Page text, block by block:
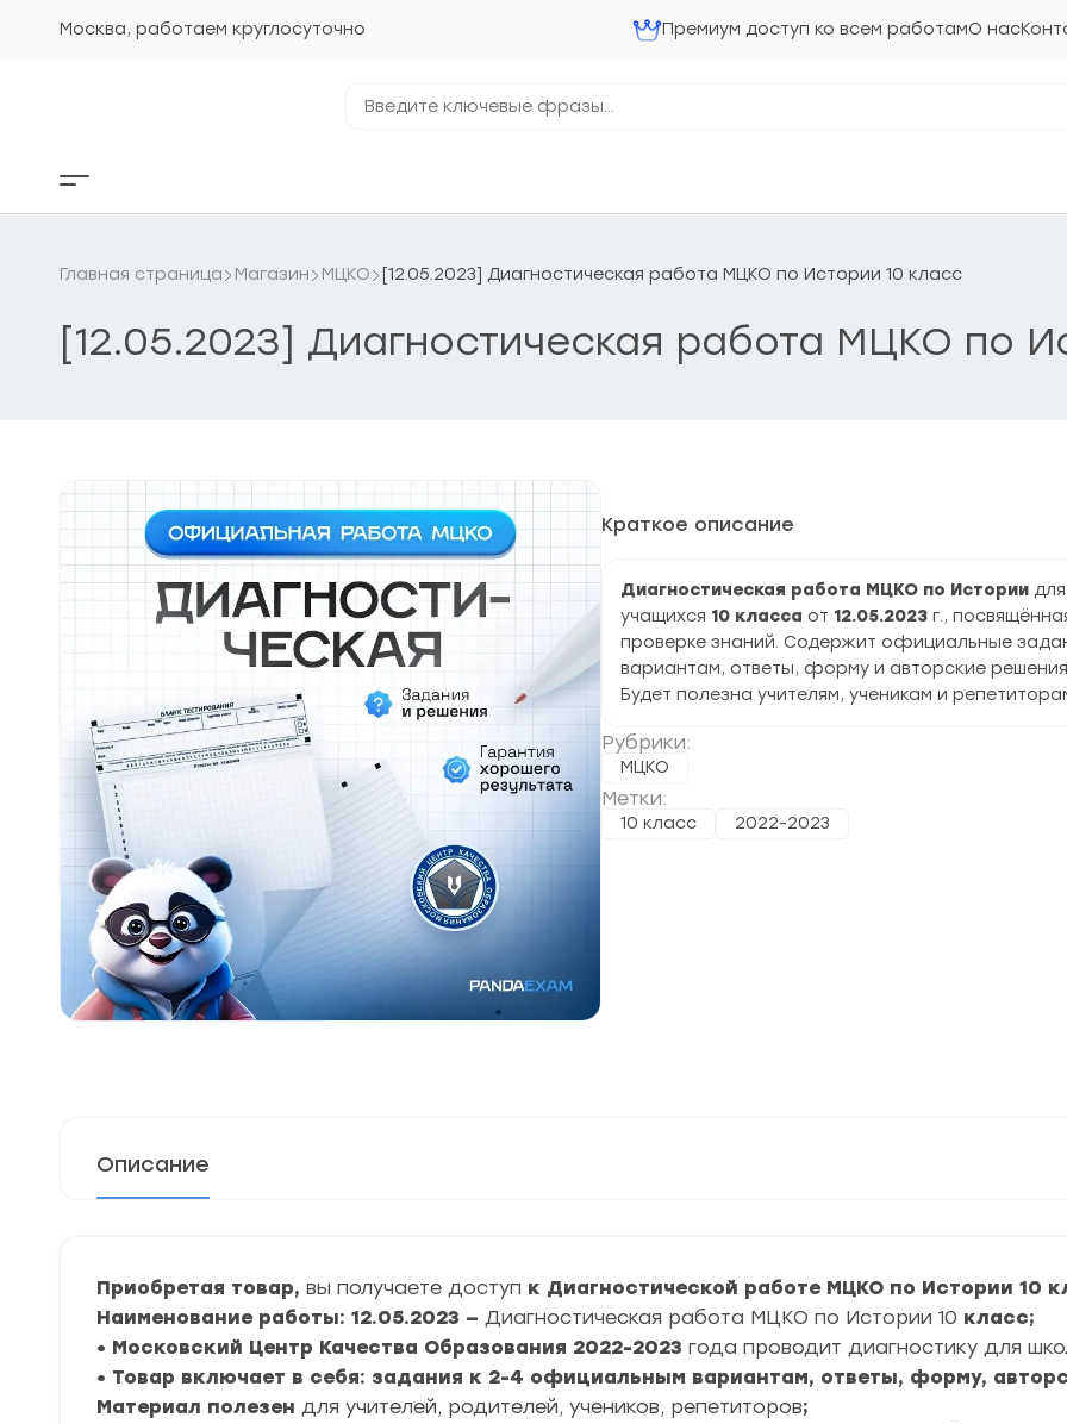
Москва, работаем круглосуточно Премиум доступ ко всем работамО нас
ключевые
Кнопка
бокового
Главная страница Магазин МЦКО [12.05.2023] Диагностическая работа МЦКО по Истории 10 класс
[12.05.2023] Диагностическая работа МЦКО по
Краткое описание
Диагностическая работа МЦКО по Истории для
учащихся 10 класса от 12.05.2023 г.,
проверке знаний. Содержит официальные
вариантам, ответы, форму и авторские
Будет полезна учителям, ученикам и
Рубрики:
МЦКО
Метки:
10 класс 2022-2023
Описание
Приобретая товар, вы получаете доступ к Диагностической работе МЦКО по Истории 10
Наименование работы: 12.05.2023 — Диагностическая работа МЦКО по Истории 10 класс;
• Московский Центр Качества Образования 2022-2023 года проводит диагностику для
• Товар включает в себя: задания к 2-4 официальным вариантам, ответы, форму,
Материал полезен для учителей, родителей, учеников, репетиторов;